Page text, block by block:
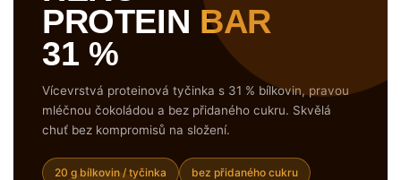
PROTEIN BAR
31 %
Vícevrstvá proteinová tyčinka s 31 % bílkovin, pravou
mléčnou čokoládou a bez přidaného cukru. Skvělá
chuť bez kompromisů na složení.
20 g bílkovin / tyčinka bez přidaného cukru